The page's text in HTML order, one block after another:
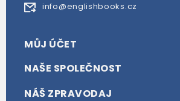
info@englishbooks.cz
MŮJ ÚČET
NAŠE SPOLEČNOST
NÁŠ ZPRAVODAJ